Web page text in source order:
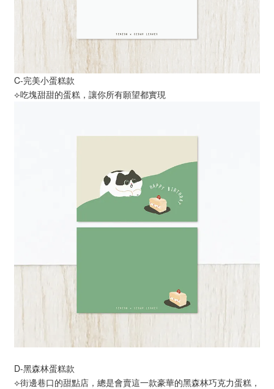
C-完美小蛋糕款
⟣吃塊甜甜的蛋糕，讓你所有願望都實現
D-黑森林蛋糕款
⟣街邊巷口的甜點店，總是會賣這一款豪華的黑森林巧克力蛋糕，